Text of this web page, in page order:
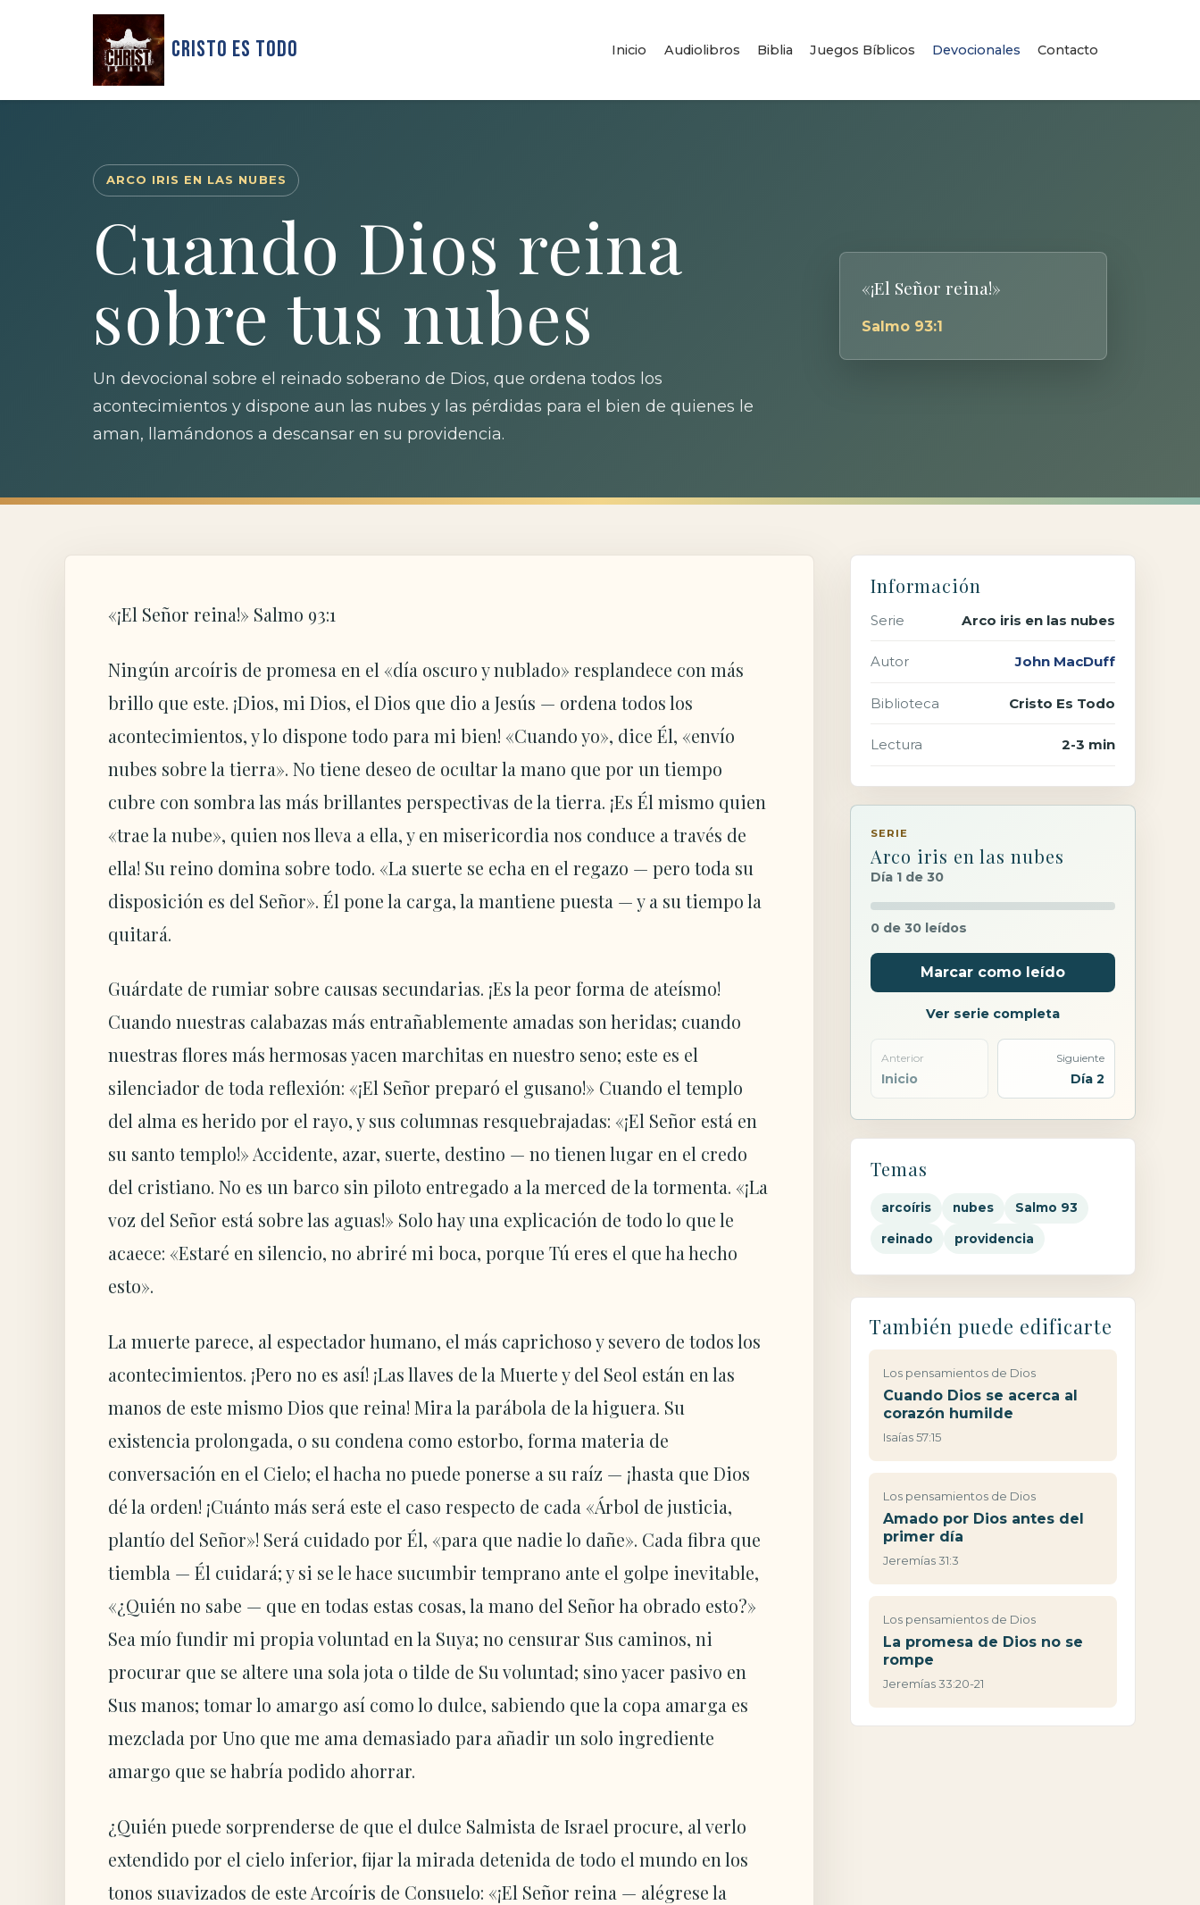
Cristo Es Todo Inicio Audiolibros Biblia Juegos Bíblicos Devocionales Contacto
ARCO IRIS EN LAS NUBES
Cuando Dios reina
sobre tus nubes
Un devocional sobre el reinado soberano de Dios, que ordena todos los
acontecimientos y dispone aun las nubes y las pérdidas para el bien de quienes le
aman, llamándonos a descansar en su providencia.
«¡El Señor reina!»
Salmo 93:1
«¡El Señor reina!» Salmo 93:1
Ningún arcoíris de promesa en el «día oscuro y nublado» resplandece con más
brillo que este. ¡Dios, mi Dios, el Dios que dio a Jesús — ordena todos los
acontecimientos, y lo dispone todo para mi bien! «Cuando yo», dice Él, «envío
nubes sobre la tierra». No tiene deseo de ocultar la mano que por un tiempo
cubre con sombra las más brillantes perspectivas de la tierra. ¡Es Él mismo quien
«trae la nube», quien nos lleva a ella, y en misericordia nos conduce a través de
ella! Su reino domina sobre todo. «La suerte se echa en el regazo — pero toda su
disposición es del Señor». Él pone la carga, la mantiene puesta — y a su tiempo la
quitará.
Guárdate de rumiar sobre causas secundarias. ¡Es la peor forma de ateísmo!
Cuando nuestras calabazas más entrañablemente amadas son heridas; cuando
nuestras flores más hermosas yacen marchitas en nuestro seno; este es el
silenciador de toda reflexión: «¡El Señor preparó el gusano!» Cuando el templo
del alma es herido por el rayo, y sus columnas resquebrajadas: «¡El Señor está en
su santo templo!» Accidente, azar, suerte, destino — no tienen lugar en el credo
del cristiano. No es un barco sin piloto entregado a la merced de la tormenta. «¡La
voz del Señor está sobre las aguas!» Solo hay una explicación de todo lo que le
acaece: «Estaré en silencio, no abriré mi boca, porque Tú eres el que ha hecho
esto».
La muerte parece, al espectador humano, el más caprichoso y severo de todos los
acontecimientos. ¡Pero no es así! ¡Las llaves de la Muerte y del Seol están en las
manos de este mismo Dios que reina! Mira la parábola de la higuera. Su
existencia prolongada, o su condena como estorbo, forma materia de
conversación en el Cielo; el hacha no puede ponerse a su raíz — ¡hasta que Dios
dé la orden! ¡Cuánto más será este el caso respecto de cada «Árbol de justicia,
plantío del Señor»! Será cuidado por Él, «para que nadie lo dañe». Cada fibra que
tiembla — Él cuidará; y si se le hace sucumbir temprano ante el golpe inevitable,
«¿Quién no sabe — que en todas estas cosas, la mano del Señor ha obrado esto?»
Sea mío fundir mi propia voluntad en la Suya; no censurar Sus caminos, ni
procurar que se altere una sola jota o tilde de Su voluntad; sino yacer pasivo en
Sus manos; tomar lo amargo así como lo dulce, sabiendo que la copa amarga es
mezclada por Uno que me ama demasiado para añadir un solo ingrediente
amargo que se habría podido ahorrar.
¿Quién puede sorprenderse de que el dulce Salmista de Israel procure, al verlo
extendido por el cielo inferior, fijar la mirada detenida de todo el mundo en los
tonos suavizados de este Arcoíris de Consuelo: «¡El Señor reina — alégrese la
Información
Serie Arco iris en las nubes
Autor John MacDuff
Biblioteca Cristo Es Todo
Lectura 2-3 min
SERIE
Arco iris en las nubes
Día 1 de 30
0 de 30 leídos
Marcar como leído
Ver serie completa
Anterior
Inicio
Siguiente
Día 2
Temas
arcoíris nubes Salmo 93
reinado providencia
También puede edificarte
Los pensamientos de Dios
Cuando Dios se acerca al
corazón humilde
Isaías 57:15
Los pensamientos de Dios
Amado por Dios antes del
primer día
Jeremías 31:3
Los pensamientos de Dios
La promesa de Dios no se
rompe
Jeremías 33:20-21